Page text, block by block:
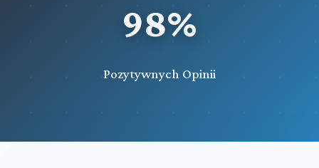
98%
Pozytywnych Opinii